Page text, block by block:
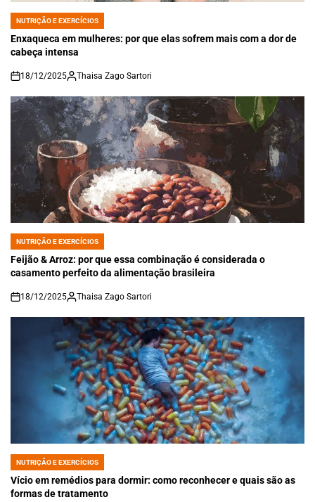
POSTED
IN
NUTRIÇÃO E EXERCÍCIOS
Enxaqueca em mulheres: por que elas sofrem mais com a dor de
cabeça intensa
on
18/12/2025 Thaisa Zago Sartori
POSTED
IN
NUTRIÇÃO E EXERCÍCIOS
Feijão & Arroz: por que essa combinação é considerada o
casamento perfeito da alimentação brasileira
on
18/12/2025 Thaisa Zago Sartori
POSTED
IN
NUTRIÇÃO E EXERCÍCIOS
Vício em remédios para dormir: como reconhecer e quais são as
formas de tratamento